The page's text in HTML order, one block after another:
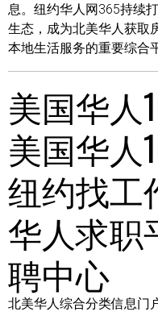
息。纽约华人网365持续
生态，成为北美华人获取
本地生活服务的重要综合
美国华人
美国华人
纽约找工
华人求职
聘中心
北美华人综合分类信息门